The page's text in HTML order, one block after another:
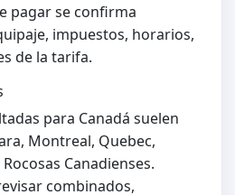
pagar se confirma
impuestos, horarios,
de la tarifa.
para Canadá suelen
Montreal, Quebec,
Canadienses.
combinados,